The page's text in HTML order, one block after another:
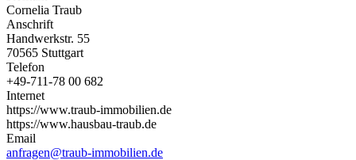
Cornelia Traub
Anschrift
Handwerkstr. 55
70565 Stuttgart
Telefon
+49-711-78 00 682
Internet
https://www.traub-immobilien.de
https://www.hausbau-traub.de
Email
anfragen@traub-immobilien.de